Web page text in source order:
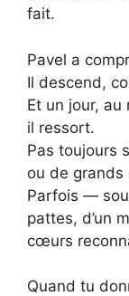
fait.
Pavel a
Il descend,
Et un jour, au
il ressort.
Pas toujours
ou de grands
Parfois —
pattes, d’un
cœurs
Quand tu